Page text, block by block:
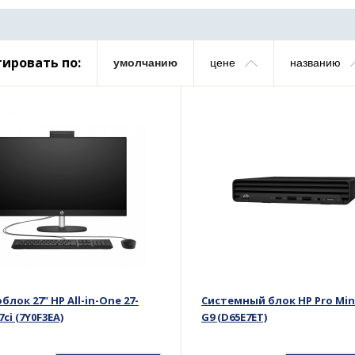
по: умолчанию цене названию
27" HP All-in-One 27-
(7Y0F3EA)
Системный блок HP Pro
G9 (D65E7ET)